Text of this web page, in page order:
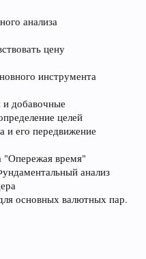
анализа
цену
инструмента
добавочные
целей
и его передвижение
"Опережая время"
анализ
основных валютных пар.